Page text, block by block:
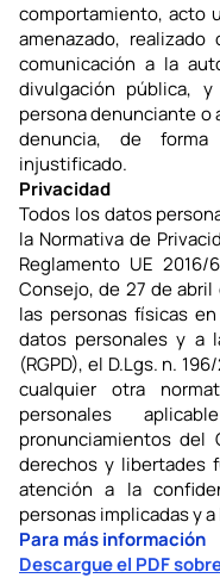
comportamiento, acto
amenazado,
comunicación a la
divulgación pública,
persona denunciante o
denuncia, de
injustificado.
Privacidad
Todos los datos
la Normativa de
Reglamento UE
Consejo, de 27 de
las personas físicas
datos personales y a
(RGPD), el D.Lgs. n.
cualquier otra
personales
pronunciamientos del
derechos y libertades
atención a la
personas implicadas y
Para más información
Descargue el PDF